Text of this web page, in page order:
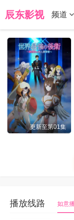
辰东影视 频道
当前位置： 辰东影视
～
更新至第01集
播放线路 如意